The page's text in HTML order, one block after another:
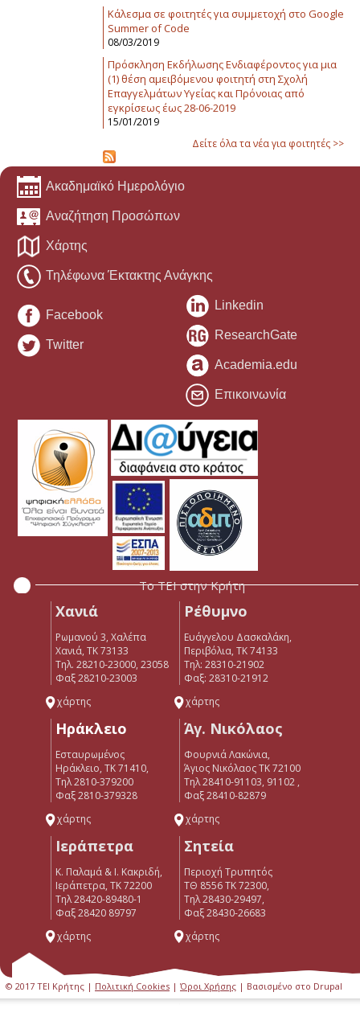
Κάλεσμα σε φοιτητές για συμμετοχή στο Google
Summer of Code
08/03/2019
Πρόσκληση Εκδήλωσης Ενδιαφέροντος για μια
(1) θέση αμειβόμενου φοιτητή στη Σχολή
Επαγγελμάτων Υγείας και Πρόνοιας από
εγκρίσεως έως 28-06-2019
15/01/2019
Δείτε όλα τα νέα για φοιτητές >>
Ακαδημαϊκό Ημερολόγιο
Αναζήτηση Προσώπων
Χάρτης
Τηλέφωνα Έκτακτης Ανάγκης
Facebook
Twitter
Linkedin
ResearchGate
Academia.edu
Επικοινωνία
Το ΤΕΙ στην Κρήτη
Χανιά
Ρωμανού 3, Χαλέπα
Χανιά, ΤΚ 73133
Τηλ. 28210-23000, 23058
Φαξ 28210-23003
χάρτης
Ρέθυμνο
Ευάγγελου Δασκαλάκη,
Περιβόλια, ΤΚ 74133
Tηλ: 28310-21902
Φαξ: 28310-21912
χάρτης
Ηράκλειο
Εσταυρωμένος
Ηράκλειο, ΤΚ 71410,
Τηλ 2810-379200
Φαξ 2810-379328
χάρτης
Άγ. Νικόλαος
Φουρνιά Λακώνια,
Άγιος Νικόλαος ΤΚ 72100
Τηλ 28410-91103, 91102 ,
Φαξ 28410-82879
χάρτης
Ιεράπετρα
Κ. Παλαμά & Ι. Κακριδή,
Ιεράπετρα, ΤΚ 72200
Tηλ 28420-89480-1
Φαξ 28420 89797
χάρτης
Σητεία
Περιοχή Τρυπητός
ΤΘ 8556 ΤΚ 72300,
Τηλ 28430-29497,
Φαξ 28430-26683
χάρτης
© 2017 ΤΕΙ Κρήτης | Πολιτική Cookies | Όροι Χρήσης | Βασισμένο στο Drupal